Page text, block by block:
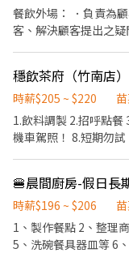
餐飲外場： ．負責為
客、解決顧客提出之
負責結帳、收銀等工
前與烹飪中之準備工作
切各種食材。 ．負責
所需要的食材。 ．協
時薪$205 ~ $220
1.飲料調製 2.招呼點餐
機車駕照！ 8.短期勿試 🔥我們希望妳是有以下特質🔥 1.抗壓性高 2.
時薪$196 ~ $206
1、製作餐點 2、整理商品進貨 3、整理店內環境 4、食品事前備料
5、洗碗餐具器皿等 6、櫃台收銀接待 7